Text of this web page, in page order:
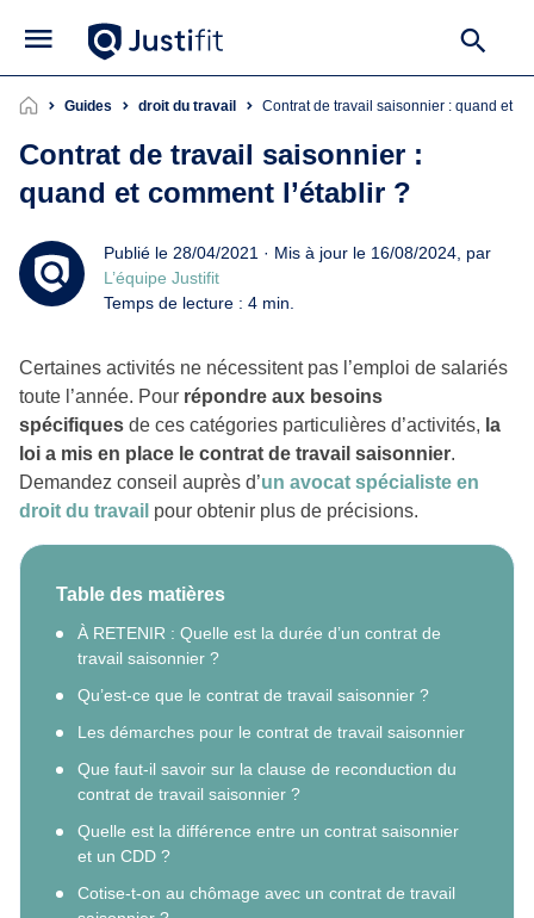
Guides droit du travail Contrat de travail saisonnier : quand et
Contrat de travail saisonnier :
quand et comment l’établir ?
Publié le 28/04/2021 · Mis à jour le 16/08/2024, par
L’équipe Justifit
Temps de lecture : 4 min.
Certaines activités ne nécessitent pas l’emploi de salariés
toute l’année. Pour répondre aux besoins
spécifiques de ces catégories particulières d’activités, la
loi a mis en place le contrat de travail saisonnier.
Demandez conseil auprès d’un avocat spécialiste en
droit du travail pour obtenir plus de précisions.
Table des matières
À RETENIR : Quelle est la durée d’un contrat de
travail saisonnier ?
Qu’est-ce que le contrat de travail saisonnier ?
Les démarches pour le contrat de travail saisonnier
Que faut-il savoir sur la clause de reconduction du
contrat de travail saisonnier ?
Quelle est la différence entre un contrat saisonnier
et un CDD ?
Cotise-t-on au chômage avec un contrat de travail